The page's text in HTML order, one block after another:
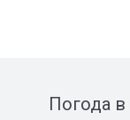
Погода